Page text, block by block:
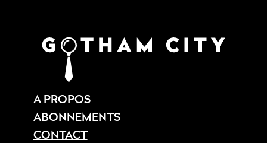
A PROPOS
ABONNEMENTS
CONTACT